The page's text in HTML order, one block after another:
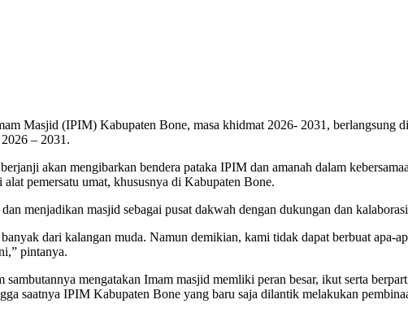
Masjid (IPIM) Kabupaten Bone, masa khidmat 2026- 2031, berlangsung
– 2031.
akan mengibarkan bendera pataka IPIM dan amanah dalam
pemersatu umat, khususnya di Kabupaten Bone.
menjadikan masjid sebagai pusat dakwah dengan dukungan dan
dari kalangan muda. Namun demikian, kami tidak dapat berbuat apa-
pintanya.
mengatakan Imam masjid memliki peran besar, ikut serta
saatnya IPIM Kabupaten Bone yang baru saja dilantik melakukan